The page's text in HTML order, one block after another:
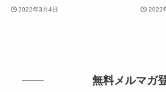
2022年3月4日 2022
無料メルマガ